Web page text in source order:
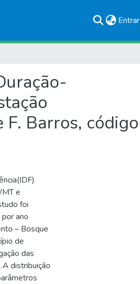
Entrar
Barros, código
e
foi
ano
– Bosque
de
das
distribuição